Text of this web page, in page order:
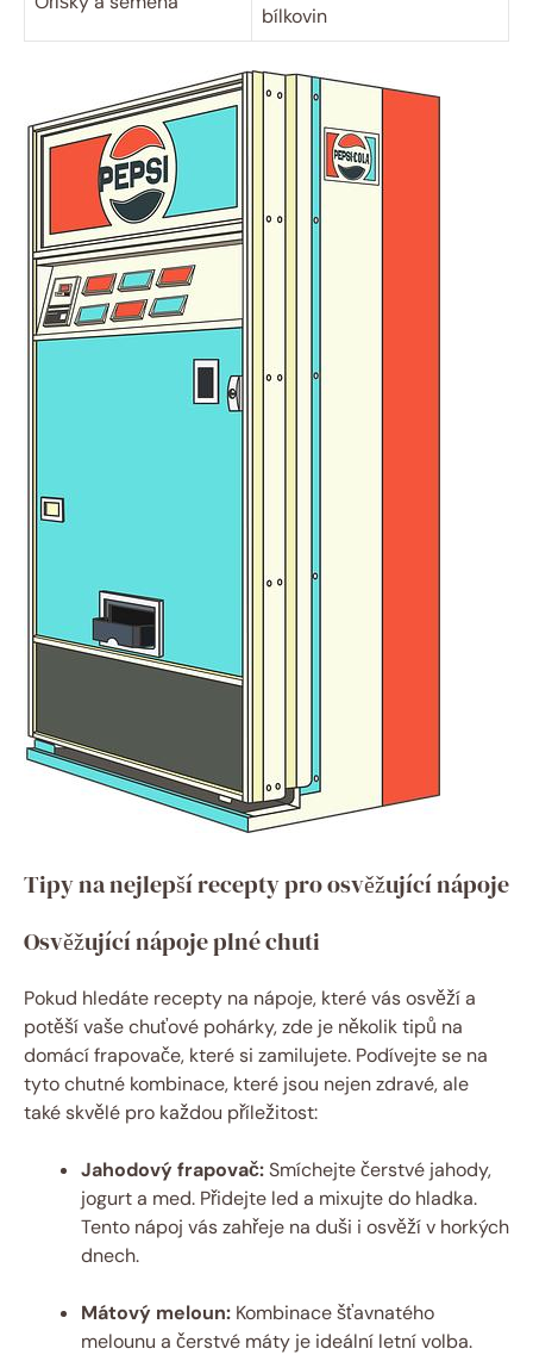
bílkovin
Tipy na nejlepší recepty pro osvěžující nápoje
Osvěžující nápoje plné chuti
Pokud hledáte recepty na nápoje, které vás osvěží a
potěší vaše chuťové pohárky, zde je několik tipů na
domácí frapovače, které si zamilujete. Podívejte se na
tyto chutné kombinace, které jsou nejen zdravé, ale
také skvělé pro každou příležitost:
Jahodový frapovač:Smíchejte čerstvé jahody,
jogurt a med. Přidejte led a mixujte do hladka.
Tento nápoj vás zahřeje na duši i osvěží v horkých
dnech.
Mátový meloun: Kombinace šťavnatého
melounu a čerstvé máty je ideální letní volba.